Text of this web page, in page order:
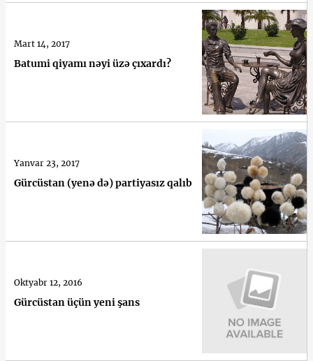
Batumi qiyamı nəyi üzə çıxardı?
Mart 14, 2017
Gürcüstan (yenə də) partiyasız qalıb
Yanvar 23, 2017
Gürcüstan üçün yeni şans
Oktyabr 12, 2016